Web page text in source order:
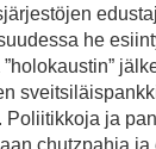
he
Poliitikkoja ja